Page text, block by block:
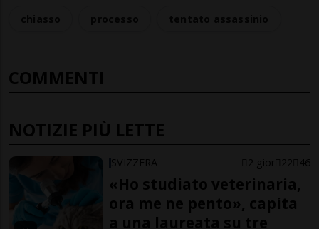
COMMENTI
NOTIZIE PIÙ LETTE
SVIZZERA 2 gior 22 46
«Ho studiato veterinaria,
ora me ne pento», capita
a una laureata su tre